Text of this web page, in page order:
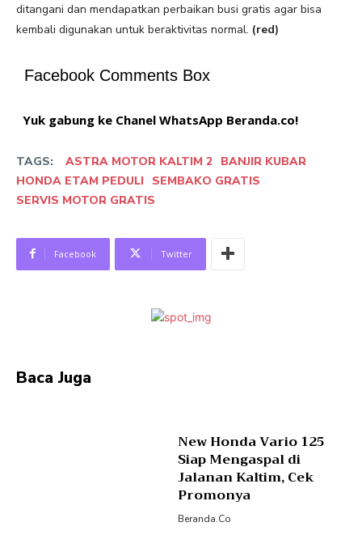
ditangani dan mendapatkan perbaikan busi gratis agar bisa
kembali digunakan untuk beraktivitas normal. (red)
Facebook Comments Box
Yuk gabung ke Chanel WhatsApp Beranda.co!
TAGS: ASTRA MOTOR KALTIM 2 BANJIR KUBAR
HONDA ETAM PEDULI
SEMBAKO GRATIS
SERVIS MOTOR GRATIS
Facebook Twitter
Baca Juga
New Honda Vario 125
Siap Mengaspal di
Jalanan Kaltim, Cek
Promonya
Beranda.co